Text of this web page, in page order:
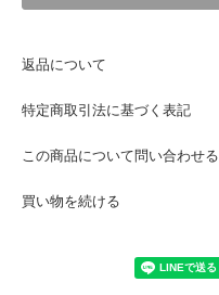
返品について
特定商取引法に基づく表記
この商品について問い合わせる
買い物を続ける